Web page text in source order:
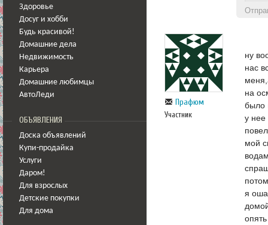
Здоровье
Досуг и хобби
Будь красивой!
Домашние дела
Недвижимость
Карьера
Домашние любимцы
АвтоЛеди
ОБЪЯВЛЕНИЯ
Доска объявлений
Купи-продайка
Услуги
Даром!
Для взрослых
Детские покупки
Для дома
Прафюм
Участник
ну
нас
на
было
у нее
мой
я